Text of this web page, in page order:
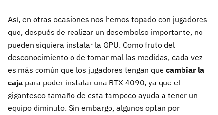
Así, en otras ocasiones nos hemos topado con jugadores
que, después de realizar un desembolso importante, no
pueden siquiera instalar la GPU. Como fruto del
desconocimiento o de tomar mal las medidas, cada vez
es más común que los jugadores tengan que cambiar la
caja para poder instalar una RTX 4090, ya que el
gigantesco tamaño de esta tampoco ayuda a tener un
equipo diminuto. Sin embargo, algunos optan por